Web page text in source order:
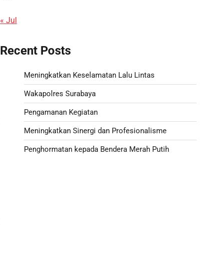
« Jul
Recent Posts
Meningkatkan Keselamatan Lalu Lintas
Wakapolres Surabaya
Pengamanan Kegiatan
Meningkatkan Sinergi dan Profesionalisme
Penghormatan kepada Bendera Merah Putih